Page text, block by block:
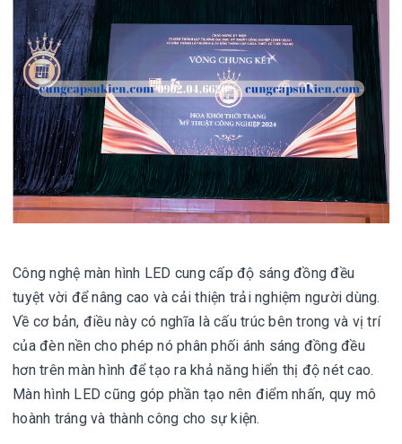
Công nghệ màn hình LED cung cấp độ sáng đồng đều
tuyệt vời để nâng cao và cải thiện trải nghiệm người dùng.
Về cơ bản, điều này có nghĩa là cấu trúc bên trong và vị trí
của đèn nền cho phép nó phân phối ánh sáng đồng đều
hơn trên màn hình để tạo ra khả năng hiển thị độ nét cao.
Màn hình LED cũng góp phần tạo nên điểm nhấn, quy mô
hoành tráng và thành công cho sự kiện.